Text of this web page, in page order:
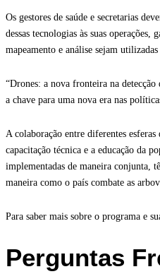
Os gestores de saúde e secretarias
dessas tecnologias às suas operações,
mapeamento e análise sejam
“Drones: a nova fronteira na
a chave para uma nova era nas
A colaboração entre diferentes
capacitação técnica e a educação da
implementadas de maneira conjunta,
maneira como o país combate as
Para saber mais sobre o programa e
Perguntas